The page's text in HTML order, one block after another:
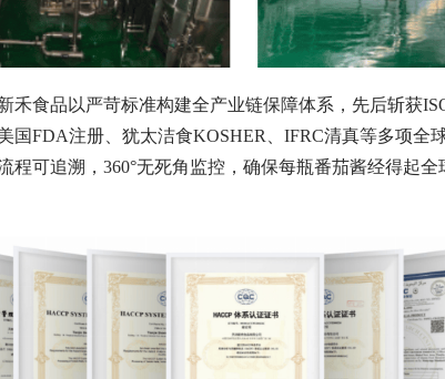
食品以严苛标准构建全产业链保障体系，先后斩获
国FDA注册、犹太洁食KOSHER、IFRC清真等多项全
程可追溯，360°无死角监控，确保每瓶番茄酱经得起